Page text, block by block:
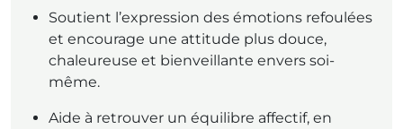
Soutient l’expression des émotions refoulées
et encourage une attitude plus douce,
chaleureuse et bienveillante envers soi-
même.
Aide à retrouver un équilibre affectif, en